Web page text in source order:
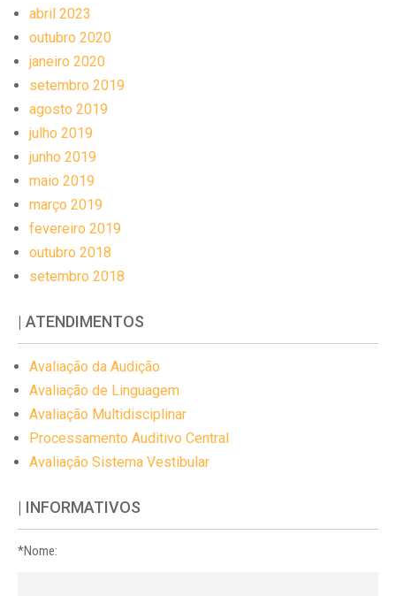
abril 2023
outubro 2020
janeiro 2020
setembro 2019
agosto 2019
julho 2019
junho 2019
maio 2019
março 2019
fevereiro 2019
outubro 2018
setembro 2018
| ATENDIMENTOS
Avaliação da Audição
Avaliação de Linguagem
Avaliação Multidisciplinar
Processamento Auditivo Central
Avaliação Sistema Vestibular
| INFORMATIVOS
*Nome: